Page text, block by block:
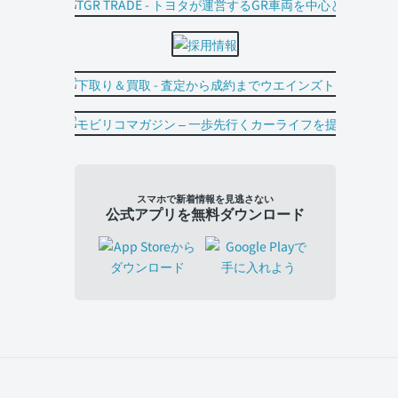
スマホで新着情報を見逃さない
公式アプリを無料ダウンロード